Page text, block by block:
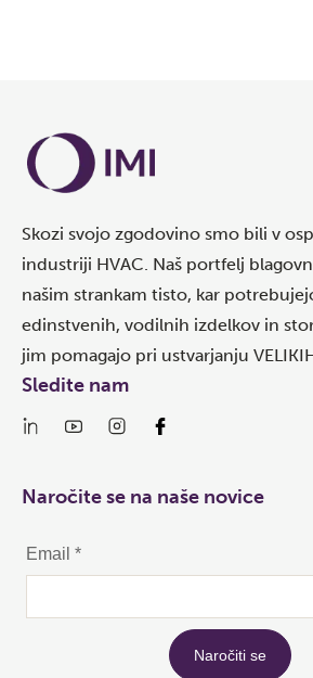
Skozi svojo zgodovino smo bili v
industriji HVAC. Naš portfelj
našim strankam tisto, kar
edinstvenih, vodilnih izdelkov in
jim pomagajo pri ustvarjanju
Sledite nam
Naročite se na naše novice